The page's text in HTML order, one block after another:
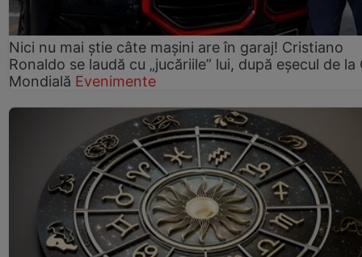
Nici nu mai știe câte mașini are în garaj! Cristiano
Ronaldo se laudă cu „jucăriile” lui, după eșecul de la
Mondială Evenimente